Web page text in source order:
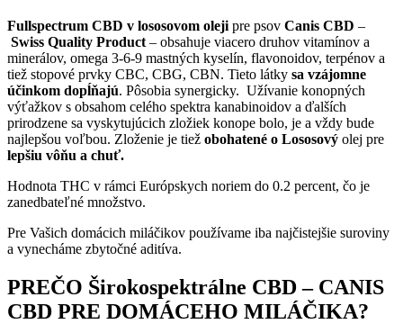
Fullspectrum CBD v lososovom oleji pre psov Canis CBD –
Swiss Quality Product – obsahuje viacero druhov vitamínov a
minerálov, omega 3-6-9 mastných kyselín, flavonoidov, terpénov a
tiež stopové prvky CBC, CBG, CBN. Tieto látky sa vzájomne
účinkom dopĺňajú. Pôsobia synergicky. Užívanie konopných
výťažkov s obsahom celého spektra kanabinoidov a ďalších
prirodzene sa vyskytujúcich zložiek konope bolo, je a vždy bude
najlepšou voľbou. Zloženie je tiež obohatené o Lososový olej pre
lepšiu vôňu a chuť.
Hodnota THC v rámci Európskych noriem do 0.2 percent, čo je
zanedbateľné množstvo.
Pre Vašich domácich miláčikov používame iba najčistejšie suroviny
a vynecháme zbytočné aditíva.
PREČO Širokospektrálne CBD – CANIS
CBD PRE DOMÁCEHO MILÁČIKA?